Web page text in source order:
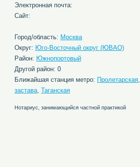
Электронная почта:
Сайт:
Город/область: Москва
Округ: Юго-Восточный округ (ЮВАО)
Район: Южнопортовый
Другой район: 0
Ближайшая станция метро: Пролетарская,
застава, Таганская
Нотариус, занимающийся частной практикой